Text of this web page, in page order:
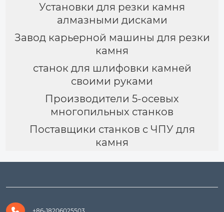
Установки для резки камня
алмазными дисками
Завод карьерной машины для резки
камня
станок для шлифовки камней
своими руками
Производители 5-осевых
многопильных станков
Поставщики станков с ЧПУ для
камня